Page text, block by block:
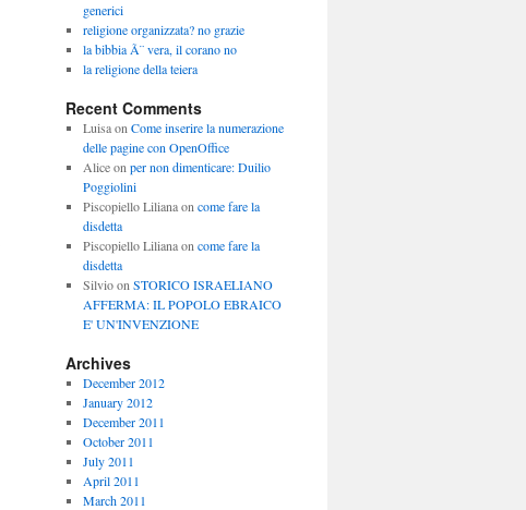
generici
religione organizzata? no grazie
la bibbia Ã¨ vera, il corano no
la religione della teiera
Recent Comments
Luisaon Come inserire la numerazione
delle pagine con OpenOffice
Aliceon per non dimenticare: Duilio
Poggiolini
Piscopiello Lilianaon come fare la
disdetta
Piscopiello Lilianaon come fare la
disdetta
Silvioon STORICO ISRAELIANO
AFFERMA: IL POPOLO EBRAICO
E' UN'INVENZIONE
Archives
December 2012
January 2012
December 2011
October 2011
July 2011
April 2011
March 2011